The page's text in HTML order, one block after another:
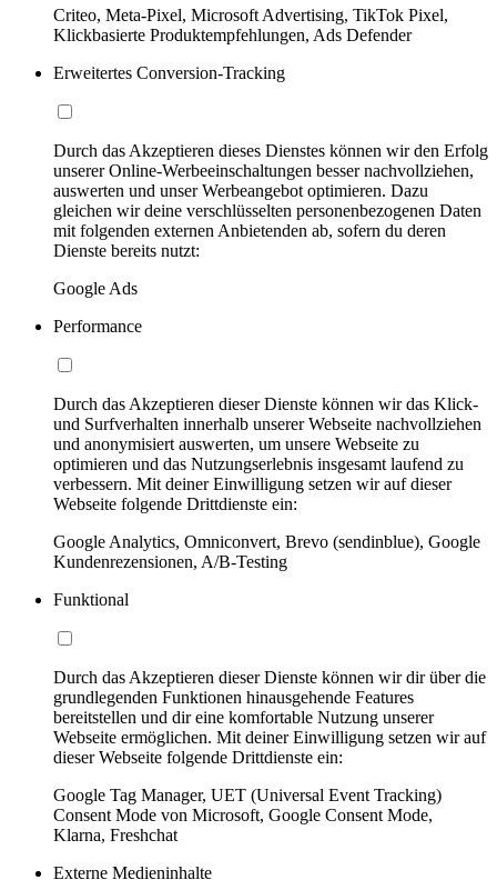
Criteo, Meta-Pixel, Microsoft Advertising, TikTok Pixel,
Klickbasierte Produktempfehlungen, Ads Defender
Erweitertes Conversion-Tracking
Durch das Akzeptieren dieses Dienstes können wir den Erfolg
unserer Online-Werbeeinschaltungen besser nachvollziehen,
auswerten und unser Werbeangebot optimieren. Dazu
gleichen wir deine verschlüsselten personenbezogenen Daten
mit folgenden externen Anbietenden ab, sofern du deren
Dienste bereits nutzt:
Google Ads
Performance
Durch das Akzeptieren dieser Dienste können wir das Klick-
und Surfverhalten innerhalb unserer Webseite nachvollziehen
und anonymisiert auswerten, um unsere Webseite zu
optimieren und das Nutzungserlebnis insgesamt laufend zu
verbessern. Mit deiner Einwilligung setzen wir auf dieser
Webseite folgende Drittdienste ein:
Google Analytics, Omniconvert, Brevo (sendinblue), Google
Kundenrezensionen, A/B-Testing
Funktional
Durch das Akzeptieren dieser Dienste können wir dir über die
grundlegenden Funktionen hinausgehende Features
bereitstellen und dir eine komfortable Nutzung unserer
Webseite ermöglichen. Mit deiner Einwilligung setzen wir auf
dieser Webseite folgende Drittdienste ein:
Google Tag Manager, UET (Universal Event Tracking)
Consent Mode von Microsoft, Google Consent Mode,
Klarna, Freshchat
Externe Medieninhalte